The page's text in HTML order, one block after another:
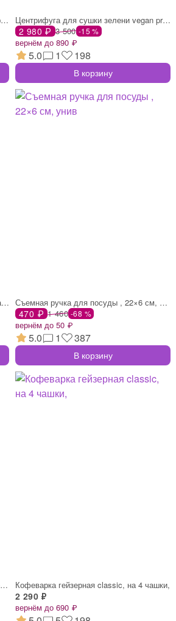
Сито-дуршлаг arti, d=14 см, с фиксатором Центрифуга для сушки зелени vegan pro, 5
2 980 ₽ 3 500 -15 %
вернём до 890 ₽
5.0 1 198
В корзину
Молочник-питчер, 350 мл, нержавеющая ста Съемная ручка для посуды , 22×6 см, унив
470 ₽ 1 460 -68 %
вернём до 50 ₽
5.0 1 387
В корзину
Держатель для нарезки лука , нержавеющая Кофеварка гейзерная classic, на 4 чашки,
2 290 ₽
вернём до 690 ₽